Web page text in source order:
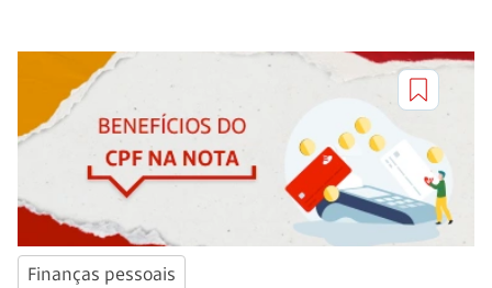
Finanças pessoais